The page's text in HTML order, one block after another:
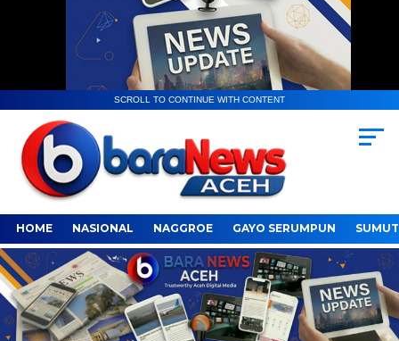
SCROLL TO CONTINUE WITH CONTENT
HOME NASIONAL NAGGROE GAYO SERUMPUN SUMUT